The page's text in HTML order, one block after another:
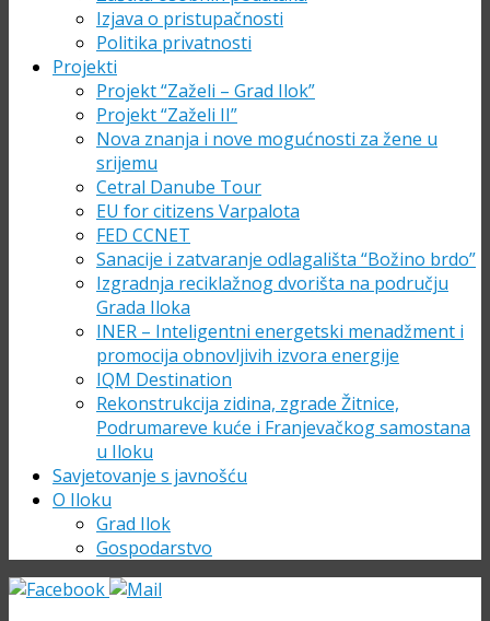
Izjava o pristupačnosti
Politika privatnosti
Projekti
Projekt “Zaželi – Grad Ilok”
Projekt “Zaželi II”
Nova znanja i nove mogućnosti za žene u
srijemu
Cetral Danube Tour
EU for citizens Varpalota
FED CCNET
Sanacije i zatvaranje odlagališta “Božino brdo”
Izgradnja reciklažnog dvorišta na području
Grada Iloka
INER – Inteligentni energetski menadžment i
promocija obnovljivih izvora energije
IQM Destination
Rekonstrukcija zidina, zgrade Žitnice,
Podrumareve kuće i Franjevačkog samostana
u Iloku
Savjetovanje s javnošću
O Iloku
Grad Ilok
Gospodarstvo